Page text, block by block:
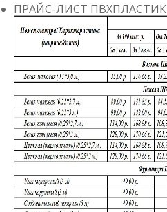
ПРАЙС-ЛИСТ ПВХПЛАСТИК